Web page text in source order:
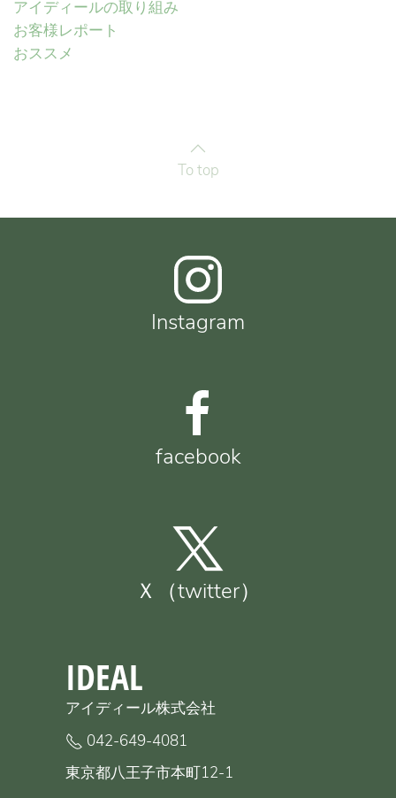
アイディールの取り組み
お客様レポート
おススメ
To top
Instagram
facebook
Ｘ（twitter）
IDEAL
アイディール株式会社
042-649-4081
東京都八王子市本町12-1